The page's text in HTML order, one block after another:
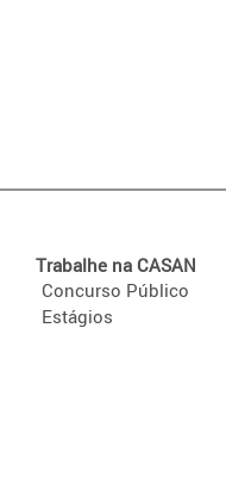
Trabalhe na CASAN
Concurso Público
Estágios